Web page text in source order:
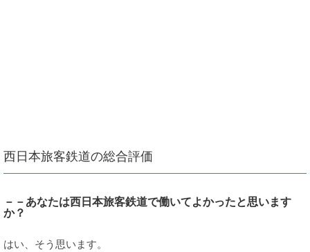
西日本旅客鉄道の総合評価
－－あなたは西日本旅客鉄道で働いてよかったと思います
か？
はい、そう思います。